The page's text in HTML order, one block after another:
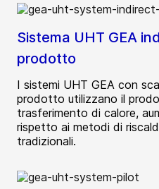
Sistema UHT GEA
prodotto
I sistemi UHT GEA con
prodotto utilizzano il
trasferimento di calore,
rispetto ai metodi di
tradizionali.